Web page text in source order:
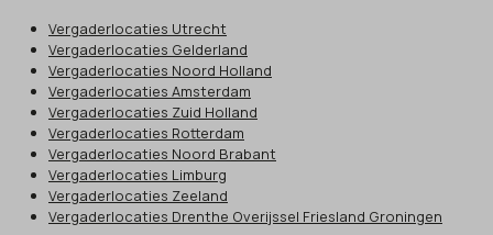
Vergaderlocaties Utrecht
Vergaderlocaties Gelderland
Vergaderlocaties Noord Holland
Vergaderlocaties Amsterdam
Vergaderlocaties Zuid Holland
Vergaderlocaties Rotterdam
Vergaderlocaties Noord Brabant
Vergaderlocaties Limburg
Vergaderlocaties Zeeland
Vergaderlocaties Drenthe Overijssel Friesland Groningen